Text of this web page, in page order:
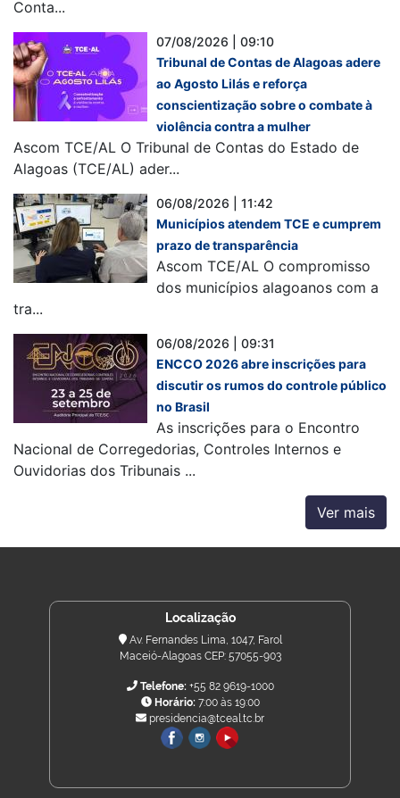
Conta...
07/08/2026 | 09:10
Tribunal de Contas de Alagoas adere
ao Agosto Lilás e reforça
conscientização sobre o combate à
violência contra a mulher
Ascom TCE/AL O Tribunal de Contas do Estado de
Alagoas (TCE/AL) ader...
06/08/2026 | 11:42
Municípios atendem TCE e cumprem
prazo de transparência
Ascom TCE/AL O compromisso
dos municípios alagoanos com a
tra...
06/08/2026 | 09:31
ENCCO 2026 abre inscrições para
discutir os rumos do controle público
no Brasil
As inscrições para o Encontro
Nacional de Corregedorias, Controles Internos e
Ouvidorias dos Tribunais ...
Ver mais
Localização
Av. Fernandes Lima, 1047, Farol
Maceió-Alagoas CEP: 57055-903
Telefone:+55 82 9619-1000
Horário:7:00 às 19:00
presidencia@tceal.tc.br